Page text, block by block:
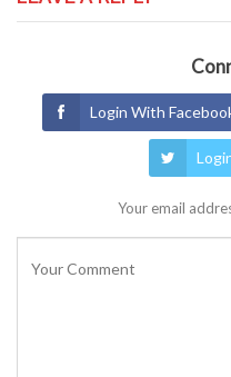
Login With
Your email